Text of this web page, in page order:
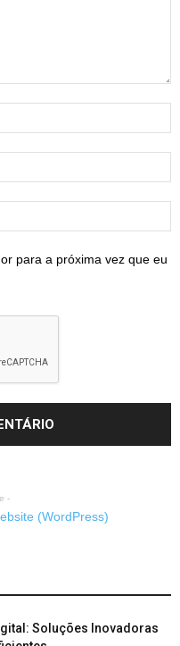
para a próxima vez que eu
-
Soluções Inovadoras